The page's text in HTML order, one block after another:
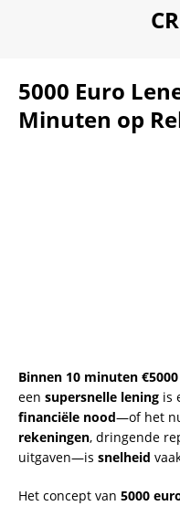
5000 Euro
Minuten op
Binnen 10 minuten
een supersnelle lening is
financiële nood—of het
rekeningen, dringende
uitgaven—is snelheid
Het concept van 5000